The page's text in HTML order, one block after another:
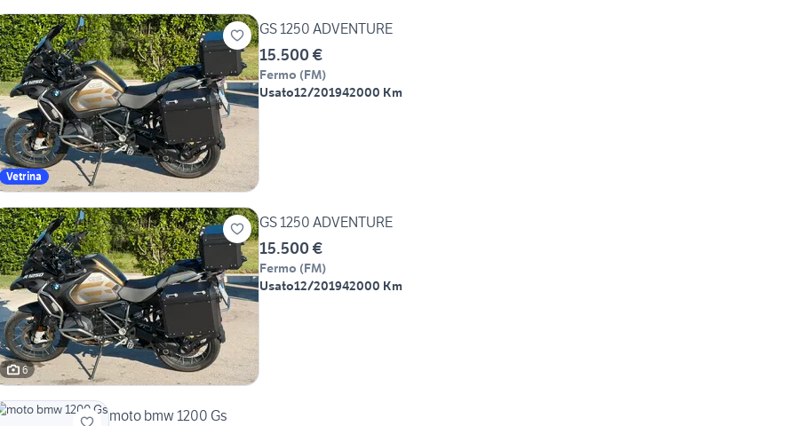
Vetrina
GS 1250 ADVENTURE
15.500 €
Fermo (FM)
Usato12/201942000 Km
6
GS 1250 ADVENTURE
15.500 €
Fermo (FM)
Usato12/201942000 Km
moto bmw 1200 Gs